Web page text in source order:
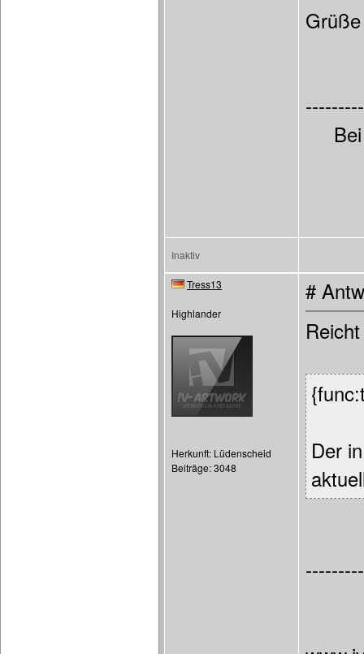
Grüße
Inaktiv
Tress13
Highlander
Herkunft: Lüdenscheid
Beiträge: 3048
#
Der